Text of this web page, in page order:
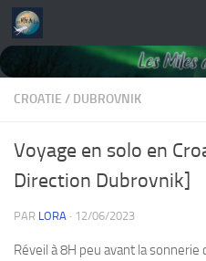
Skip to content
CROATIE / DUBROVNIK
Voyage en solo en
Direction Dubrovnik]
PAR LORA · 12/06/2023
Réveil à 8H peu avant la